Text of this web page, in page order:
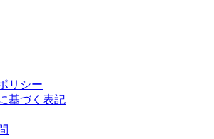
リシー
基づく表記